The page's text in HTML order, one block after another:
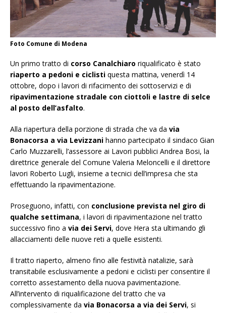
Foto Comune di Modena
Un primo tratto di corso Canalchiaro riqualificato è stato
riaperto a pedoni e ciclisti questa mattina, venerdì 14
ottobre, dopo i lavori di rifacimento dei sottoservizi e di
ripavimentazione stradale con ciottoli e lastre di selce
al posto dell’asfalto.
Alla riapertura della porzione di strada che va da via
Bonacorsa a via Levizzani hanno partecipato il sindaco Gian
Carlo Muzzarelli, l’assessore ai Lavori pubblici Andrea Bosi, la
direttrice generale del Comune Valeria Meloncelli e il direttore
lavori Roberto Lugli, insieme a tecnici dell’impresa che sta
effettuando la ripavimentazione.
Proseguono, infatti, con conclusione prevista nel giro di
qualche settimana, i lavori di ripavimentazione nel tratto
successivo fino a via dei Servi, dove Hera sta ultimando gli
allacciamenti delle nuove reti a quelle esistenti.
Il tratto riaperto, almeno fino alle festività natalizie, sarà
transitabile esclusivamente a pedoni e ciclisti per consentire il
corretto assestamento della nuova pavimentazione.
All’intervento di riqualificazione del tratto che va
complessivamente da via Bonacorsa a via dei Servi, si